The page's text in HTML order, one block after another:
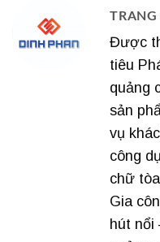
Được
tiêu
quảng
sản
vụ
công
chữ
Gia
hút nổi